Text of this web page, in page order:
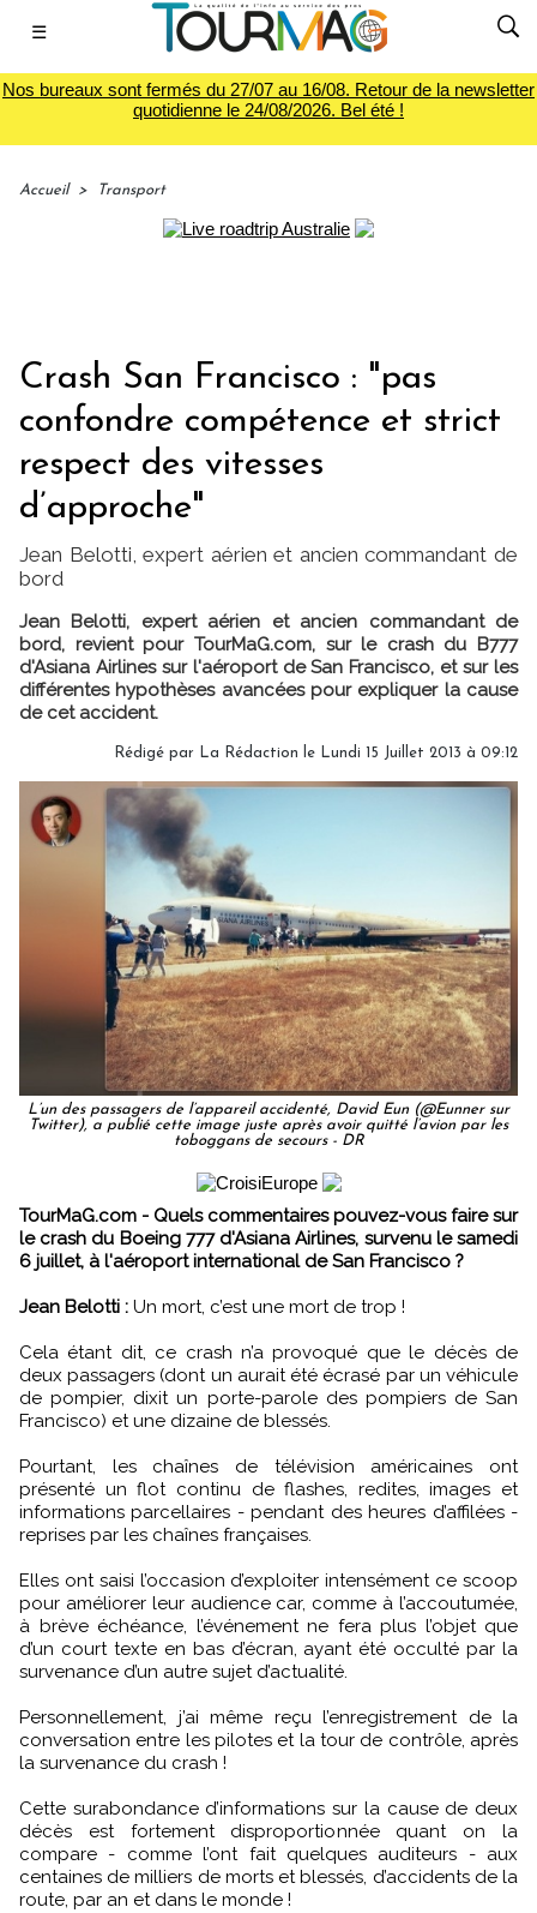
☰
Nos bureaux sont fermés du 27/07 au 16/08. Retour de la newsletter
quotidienne le 24/08/2026. Bel été !
Accueil > Transport
Crash San Francisco : "pas
confondre compétence et strict
respect des vitesses
d’approche"
Jean Belotti, expert aérien et ancien commandant de
bord
Jean Belotti, expert aérien et ancien commandant de
bord, revient pour TourMaG.com, sur le crash du B777
d'Asiana Airlines sur l'aéroport de San Francisco, et sur les
différentes hypothèses avancées pour expliquer la cause
de cet accident.
Rédigé par La Rédaction le Lundi 15 Juillet 2013 à 09:12
L’un des passagers de l’appareil accidenté, David Eun (@Eunner sur
Twitter), a publié cette image juste après avoir quitté l’avion par les
toboggans de secours - DR
TourMaG.com - Quels commentaires pouvez-vous faire sur
le crash du Boeing 777 d'Asiana Airlines, survenu le samedi
6 juillet, à l'aéroport international de San Francisco ?
Jean Belotti : Un mort, c’est une mort de trop !
Cela étant dit, ce crash n’a provoqué que le décès de
deux passagers (dont un aurait été écrasé par un véhicule
de pompier, dixit un porte-parole des pompiers de San
Francisco) et une dizaine de blessés.
Pourtant, les chaînes de télévision américaines ont
présenté un flot continu de flashes, redites, images et
informations parcellaires - pendant des heures d’affilées -
reprises par les chaînes françaises.
Elles ont saisi l’occasion d’exploiter intensément ce scoop
pour améliorer leur audience car, comme à l’accoutumée,
à brève échéance, l’événement ne fera plus l’objet que
d’un court texte en bas d’écran, ayant été occulté par la
survenance d’un autre sujet d’actualité.
Personnellement, j’ai même reçu l’enregistrement de la
conversation entre les pilotes et la tour de contrôle, après
la survenance du crash !
Cette surabondance d’informations sur la cause de deux
décès est fortement disproportionnée quant on la
compare - comme l’ont fait quelques auditeurs - aux
centaines de milliers de morts et blessés, d’accidents de la
route, par an et dans le monde !